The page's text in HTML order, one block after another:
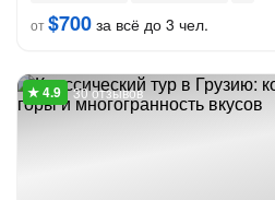
от$700 за всё до 3 чел.
30 отзывов